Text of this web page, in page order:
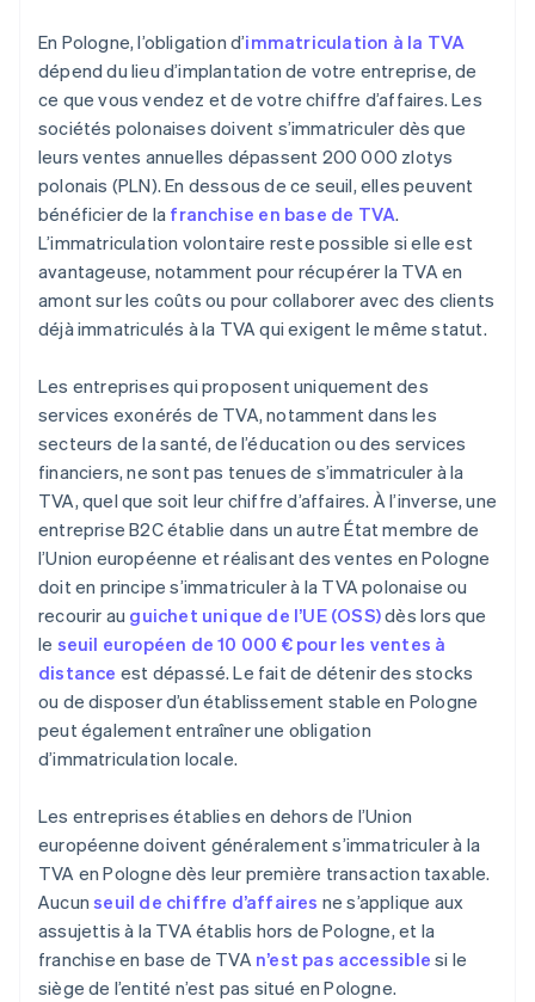
En Pologne, l’obligation d’immatriculation à la TVA
dépend du lieu d’implantation de votre entreprise, de
ce que vous vendez et de votre chiffre d’affaires. Les
sociétés polonaises doivent s’immatriculer dès que
leurs ventes annuelles dépassent 200 000 zlotys
polonais (PLN). En dessous de ce seuil, elles peuvent
bénéficier de la franchise en base de TVA.
L’immatriculation volontaire reste possible si elle est
avantageuse, notamment pour récupérer la TVA en
amont sur les coûts ou pour collaborer avec des clients
déjà immatriculés à la TVA qui exigent le même statut.
Les entreprises qui proposent uniquement des
services exonérés de TVA, notamment dans les
secteurs de la santé, de l’éducation ou des services
financiers, ne sont pas tenues de s’immatriculer à la
TVA, quel que soit leur chiffre d’affaires. À l’inverse, une
entreprise B2C établie dans un autre État membre de
l’Union européenne et réalisant des ventes en Pologne
doit en principe s’immatriculer à la TVA polonaise ou
recourir au guichet unique de l’UE (OSS)dès lors que
le seuil européen de 10 000 € pour les ventes à
distance est dépassé. Le fait de détenir des stocks
ou de disposer d’un établissement stable en Pologne
peut également entraîner une obligation
d’immatriculation locale.
Les entreprises établies en dehors de l’Union
européenne doivent généralement s’immatriculer à la
TVA en Pologne dès leur première transaction taxable.
Aucunseuil de chiffre d’affaires ne s’applique aux
assujettis à la TVA établis hors de Pologne, et la
franchise en base de TVA n’est pas accessible si le
siège de l’entité n’est pas situé en Pologne.